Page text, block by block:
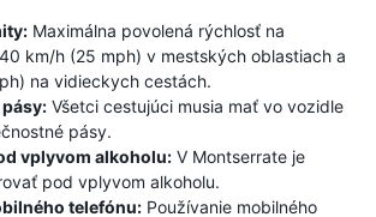
Maximálna povolená rýchlosť na
km/h (25 mph) v mestských oblastiach a
na vidieckych cestách.
Všetci cestujúci musia mať vo vozidle
pásy.
vplyvom alkoholu: V Montserrate je
pod vplyvom alkoholu.
telefónu: Používanie mobilného